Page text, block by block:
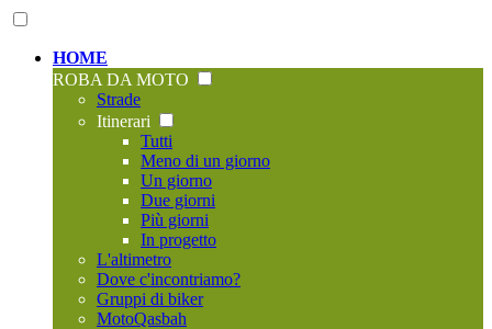
HOME
ROBA DA MOTO
Strade
Itinerari
Tutti
Meno di un giorno
Un giorno
Due giorni
Più giorni
In progetto
L'altimetro
Dove c'incontriamo?
Gruppi di biker
MotoQasbah